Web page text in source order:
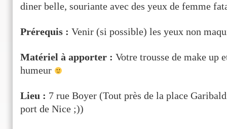
diner belle, souriante avec des yeux de femme
Prérequis : Venir (si possible) les yeux non
Matériel à apporter : Votre trousse de make up
humeur
Lieu : 7 rue Boyer (Tout près de la place
port de Nice ;))